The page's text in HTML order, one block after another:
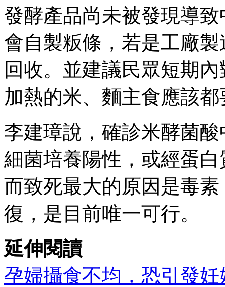
發酵產品尚未被發現導
會自製粄條，若是工廠
回收。並建議民眾短期
加熱的米、麵主食應該
李建璋說，確診米酵菌
細菌培養陽性，或經蛋
而致死最大的原因是毒
復，是目前唯一可行。
延伸閱讀
孕婦攝食不均，恐引發